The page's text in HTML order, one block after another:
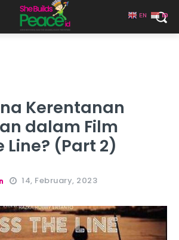
Kerentanan
dalam Film
Line? (Part 2)
14, February, 2023
EN ID